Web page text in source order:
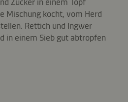
Mischung kocht, vom Herd
Rettich und Ingwer
in einem Sieb gut abtropfen